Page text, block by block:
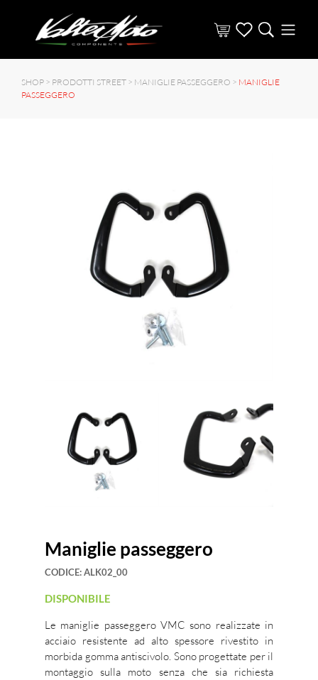
SHOP > PRODOTTI STREET > MANIGLIE PASSEGGERO > MANIGLIE
PASSEGGERO
Maniglie passeggero
CODICE:ALK02_00
DISPONIBILE
Le maniglie passeggero VMC sono realizzate in
acciaio resistente ad alto spessore rivestito in
morbida gomma antiscivolo. Sono progettate per il
montaggio sulla moto senza che sia richiesta